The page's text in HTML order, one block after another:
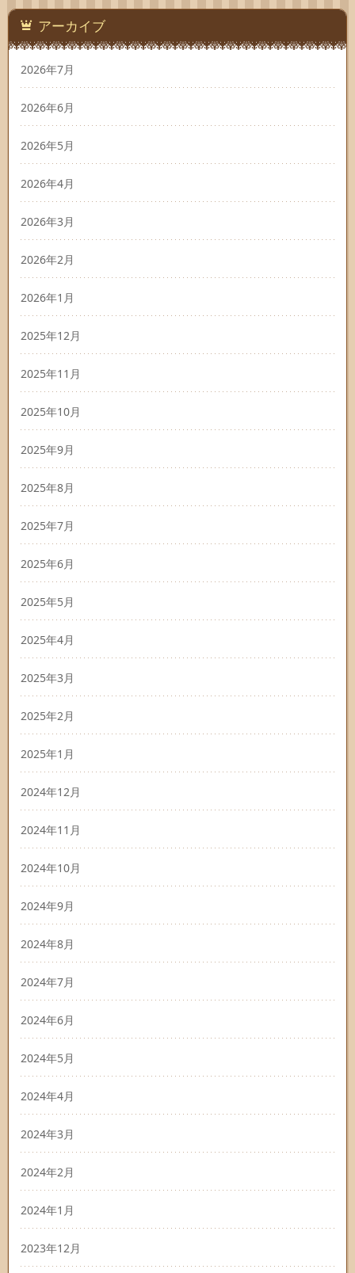
アーカイブ
2026年7月
2026年6月
2026年5月
2026年4月
2026年3月
2026年2月
2026年1月
2025年12月
2025年11月
2025年10月
2025年9月
2025年8月
2025年7月
2025年6月
2025年5月
2025年4月
2025年3月
2025年2月
2025年1月
2024年12月
2024年11月
2024年10月
2024年9月
2024年8月
2024年7月
2024年6月
2024年5月
2024年4月
2024年3月
2024年2月
2024年1月
2023年12月